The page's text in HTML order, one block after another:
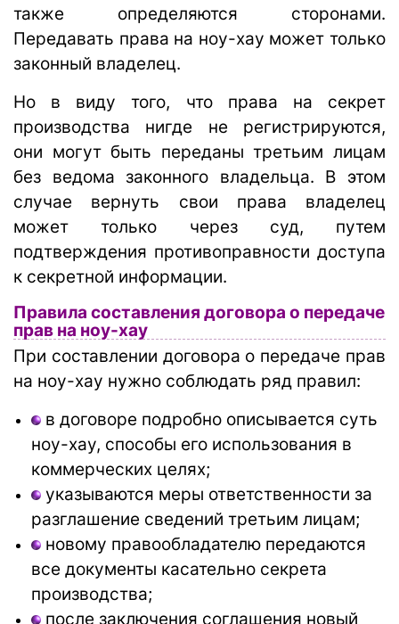
также определяются сторонами.
Передавать права на ноу-хау может только
законный владелец.
Но в виду того, что права на секрет
производства нигде не регистрируются,
они могут быть переданы третьим лицам
без ведома законного владельца. В этом
случае вернуть свои права владелец
может только через суд, путем
подтверждения противоправности доступа
к секретной информации.
Правила составления договора о передаче
прав на ноу-хау
При составлении договора о передаче прав
на ноу-хау нужно соблюдать ряд правил:
в договоре подробно описывается суть
ноу-хау, способы его использования в
коммерческих целях;
указываются меры ответственности за
разглашение сведений третьим лицам;
новому правообладателю передаются
все документы касательно секрета
производства;
после заключения соглашения новый